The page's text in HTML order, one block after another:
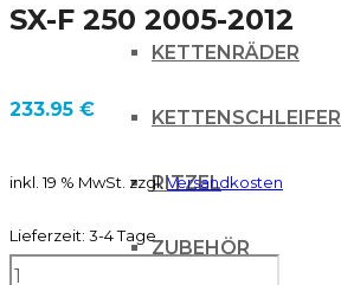
KETTENRÄDER
KETTENSCHLEIFER
RITZEL
ZUBEHÖR
SX-F 250 2005-2012
233.95 €
inkl. 19 % MwSt. zzgl.Versandkosten
Lieferzeit: 3-4 Tage
AIRSAL